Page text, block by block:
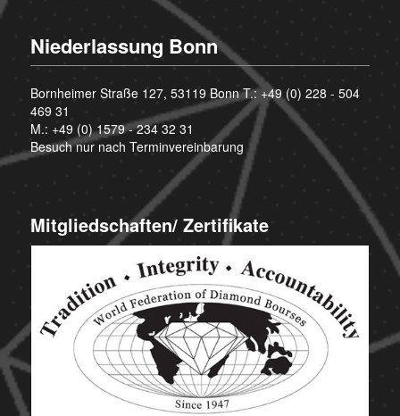
Niederlassung Bonn
Bornheimer Straße 127, 53119 Bonn T.:+49 (0) 228 - 504
469 31
M.: +49 (0) 1579 - 234 32 31
Besuch nur nach Terminvereinbarung
Mitgliedschaften/ Zertifikate